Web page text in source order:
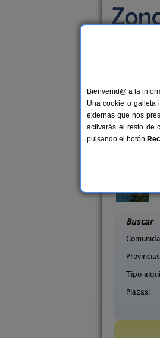
25 €
Buscar
Tipo
Plazas:
Bienvenid@ a la
Una cookie o galleta
externas que nos
activarás el resto de
pulsando el botón